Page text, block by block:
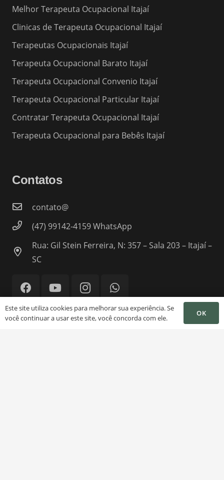
Melhor Terapeuta Ocupacional Itajaí
Clinicas de Terapeuta Ocupacional Itajaí
Terapeutas Ocupacionais Itajaí
Terapeuta Ocupacional Barato Itajaí
Terapeuta Ocupacional Convenio Itajaí
Terapeuta Ocupacional Particular Itajaí
Contratar Terapeuta Ocupacional Itajaí
Terapeuta Ocupacional para Bebês Itajaí
Contatos
contato@
(47) 99142-4159 WhatsApp
Rua: Gil Stein Ferreira, N: 357 – Sala 203 – Itajaí –
SC
Este site utiliza cookies para melhorar sua experiência. Se
você continuar a usar este site, você concorda com ele.
OK